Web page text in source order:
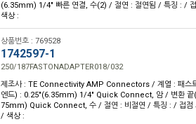
(6.35mm) 1/4" 빠른 연결, 수(2) / 절연 : 절연됨 / 특징 : /
색상 :
상품번호 : 769528
1742597-1
250/187FASTONADAPTER018/032
제조사 : TE Connectivity AMP Connectors / 계열 : 패스
엔드) : 0.25"(6.35mm) 1/4" Quick Connect, 암 / 변환 끝(
75mm) Quick Connect, 수 / 절연 : 비절연 / 특징 : / 접점
/ 색상 :